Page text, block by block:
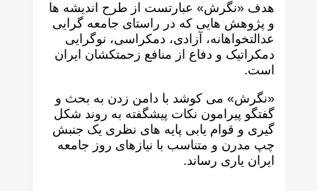
هدف «نگرش» عبارتست از طرح انديشه ها
و پژوهش هايی که در راستای جامعه گرايی
عدالتخواهانه، آزادی، دمکراسی، نوگرايی
دمکراتيک و دفاع از منافع زحمتکشان ايران
است.
«نگرش» می کوشد با دامن زدن به بحث و
گفتگو پيرامون نکات پیشگفته به روند شکل
گيری و قوام يابی پايه های نظری يک جنبش
چپ مدرن و متناسب با نيازهای روز جامعه
ايران ياری رساند.